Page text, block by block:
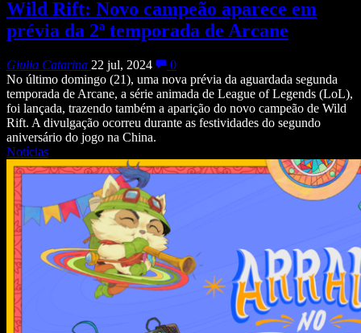
Wild Rift: Novo campeão aparece em
prévia da 2ª temporada de Arcane
Giulia Catarina 22 jul, 2024
0
No último domingo (21), uma nova prévia da aguardada segunda
temporada de Arcane, a série animada de League of Legends (LoL),
foi lançada, trazendo também a aparição do novo campeão de Wild
Rift. A divulgação ocorreu durante as festividades do segundo
aniversário do jogo na China.
Notícias